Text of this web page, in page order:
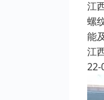
江
螺
能
江
22-